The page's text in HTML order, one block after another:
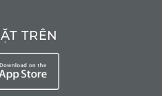
TRÊN